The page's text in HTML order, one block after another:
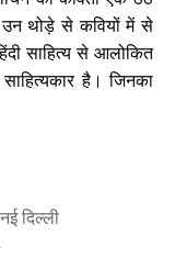
उन थोड़े से कवियों में से
साहित्य से आलोकित
है। जिनका
दिल्ली